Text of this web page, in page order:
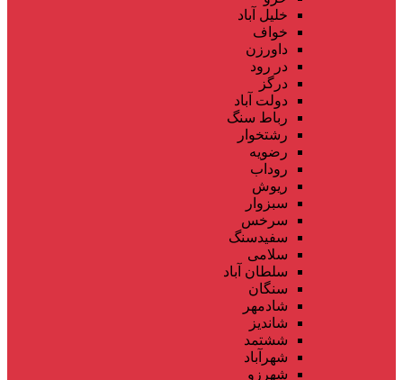
خلیل آباد
خواف
داورزن
در رود
درگز
دولت آباد
رباط سنگ
رشتخوار
رضویه
روداب
ریوش
سبزوار
سرخس
سفیدسنگ
سلامی
سلطان آباد
سنگان
شادمهر
شاندیز
ششتمد
شهرآباد
شهرزو